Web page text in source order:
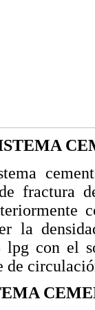
fractura
la
lpg con el
de